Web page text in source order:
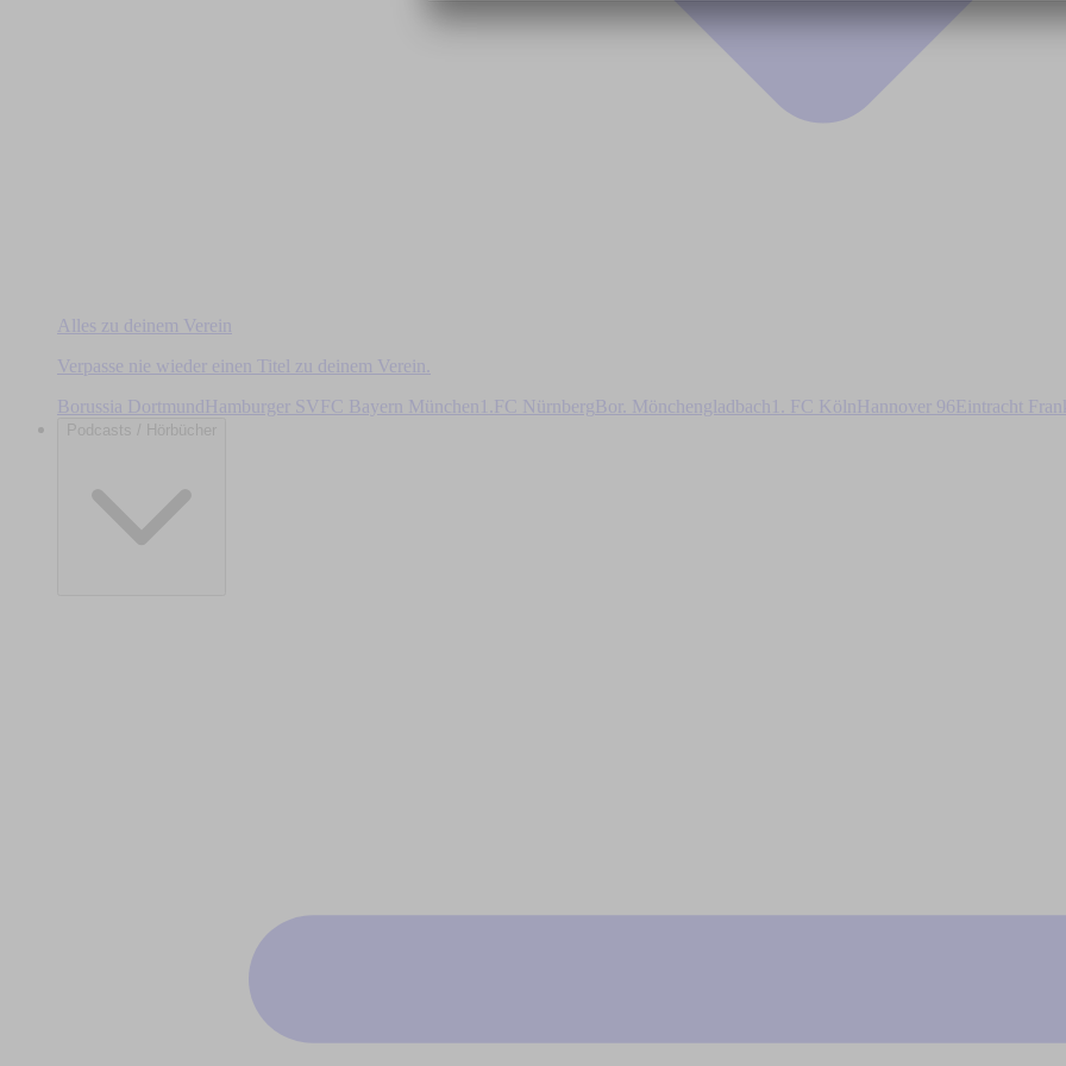
Alles zu deinem Verein
Verpasse nie wieder einen Titel zu deinem Verein.
Borussia DortmundHamburger SV FC Bayern München 1.FC Nürnberg Bor. Mönchengladbach 1. FC Köln Hannover 96Eintracht
Podcasts / Hörbücher